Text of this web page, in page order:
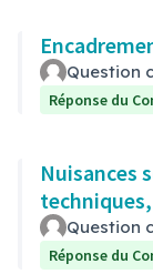
Question
Réponse du
Nuisances
Question
Réponse du